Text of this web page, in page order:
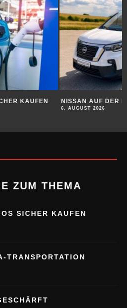
KAUFEN NISSAN AUF DER
6. AUGUST 2026
ZUM THEMA
SICHER KAUFEN
TRANSPORTATION